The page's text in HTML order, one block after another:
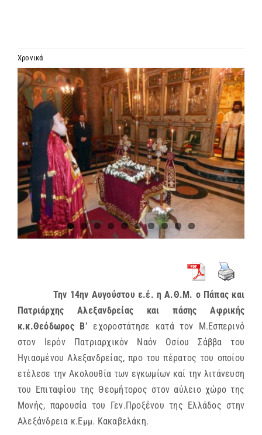
MEDIA
ΕΝΗΜΕΡΩΣΗ
ΣΥΝΔΕΣΕΙΣ
Χρονικά
Προβολή
μεγαλύτερης
εικόνας
Την 14ην Αυγούστου ε.έ. η Α.Θ.Μ. ο Πάπας και
Πατριάρχης Αλεξανδρείας και πάσης Αφρικής
κ.κ.Θεόδωρος Β’εχοροστάτησε κατά τον Μ.Εσπερινό
στον Ιερόν Πατριαρχικόν Ναόν Οσίου Σάββα του
Ηγιασμένου Αλεξανδρείας, προ του πέρατος του οποίου
ετέλεσε την Ακολουθία των εγκωμίων καί την λιτάνευση
του Επιταφίου της Θεομήτορος στον αύλειο χώρο της
Μονής, παρουσία του Γεν.Προξένου της Ελλάδος στην
Αλεξάνδρεια κ.Εμμ. Κακαβελάκη.